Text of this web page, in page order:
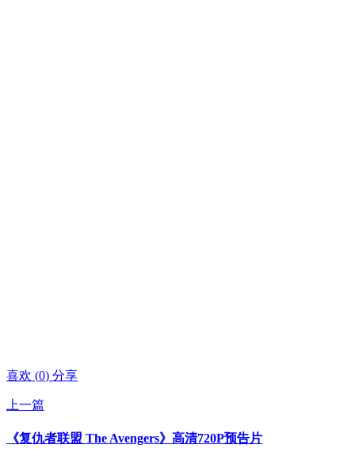
喜欢 (0) 分享
上一篇
《复仇者联盟 The Avengers》高清720P预告片